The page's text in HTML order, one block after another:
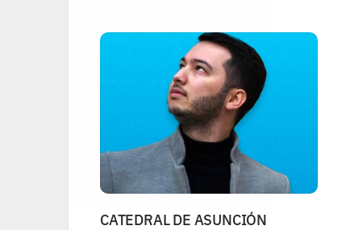
CATEDRAL DE ASUNCIÓN